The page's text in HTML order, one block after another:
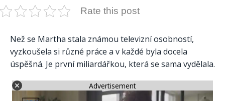
Rate this post
Než se Martha stala známou televizní osobností,
vyzkoušela si různé práce a v každé byla docela
úspěšná. Je první miliardářkou, která se sama vydělala.
Advertisement